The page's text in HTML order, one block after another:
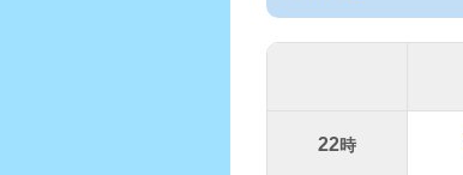
22時